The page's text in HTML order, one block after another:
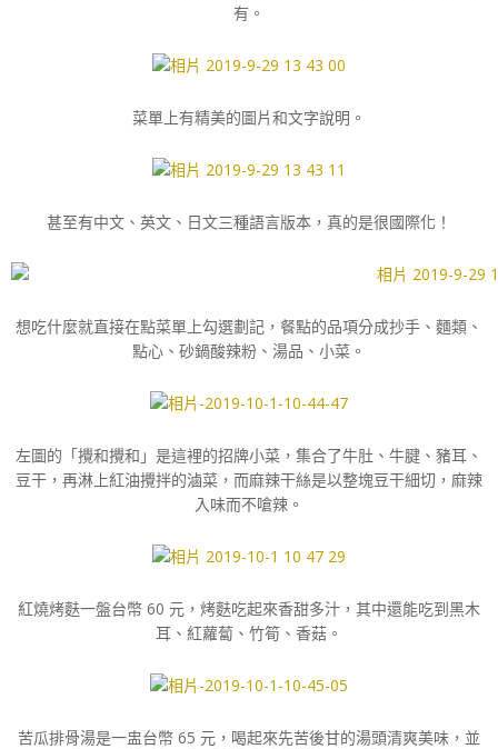
有。
菜單上有精美的圖片和文字說明。
甚至有中文、英文、日文三種語言版本，真的是很國際化！
想吃什麼就直接在點菜單上勾選劃記，餐點的品項分成抄手、麵類、
點心、砂鍋酸辣粉、湯品、小菜。
左圖的「攪和攪和」是這裡的招牌小菜，集合了牛肚、牛腱、豬耳、
豆干，再淋上紅油攪拌的滷菜，而麻辣干絲是以整塊豆干細切，麻辣
入味而不嗆辣。
紅燒烤麩一盤台幣 60 元，烤麩吃起來香甜多汁，其中還能吃到黑木
耳、紅蘿蔔、竹筍、香菇。
苦瓜排骨湯是一盅台幣 65 元，喝起來先苦後甘的湯頭清爽美味，並